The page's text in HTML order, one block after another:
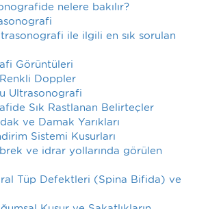
nelere bakılır?
ile ilgili en sık sorulan
Görüntüleri
Doppler
Ultrasonografi
Sık Rastlanan Belirteçler
ve Damak Yarıkları
Sistemi Kusurları
ve idrar yollarında görülen
Tüp Defektleri (Spina Bifida) ve